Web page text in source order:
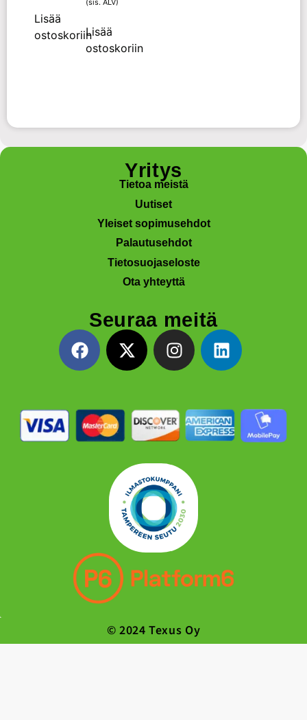
Lisää
ostoskoriinLisää
ostoskoriin
Yritys
Tietoa meistä
Uutiset
Yleiset sopimusehdot
Palautusehdot
Tietosuojaseloste
Ota yhteyttä
Seuraa meitä
© 2024 Texus Oy